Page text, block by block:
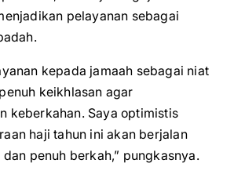
pelayanan sebagai
kepada jamaah sebagai niat
keikhlasan agar
keberkahan. Saya optimistis
haji tahun ini akan berjalan
dan penuh berkah,” pungkasnya.